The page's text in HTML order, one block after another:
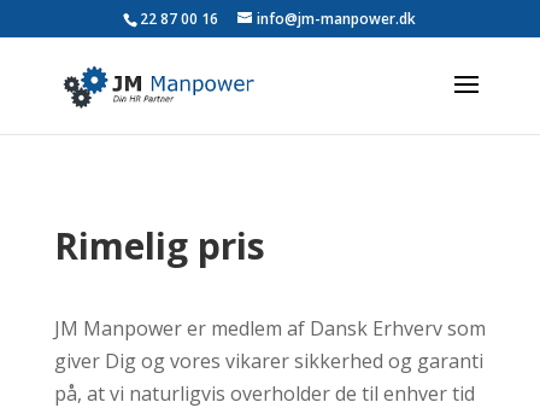
22 87 00 16 info@jm-manpower.dk
Rimelig pris
JM Manpower er medlem af Dansk Erhverv som
giver Dig og vores vikarer sikkerhed og garanti
på, at vi naturligvis overholder de til enhver tid